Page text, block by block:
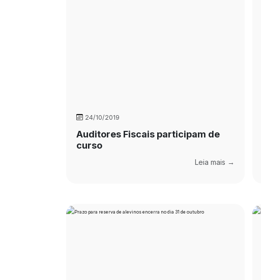
24/10/2019
Auditores Fiscais participam de
curso
Leia mais →